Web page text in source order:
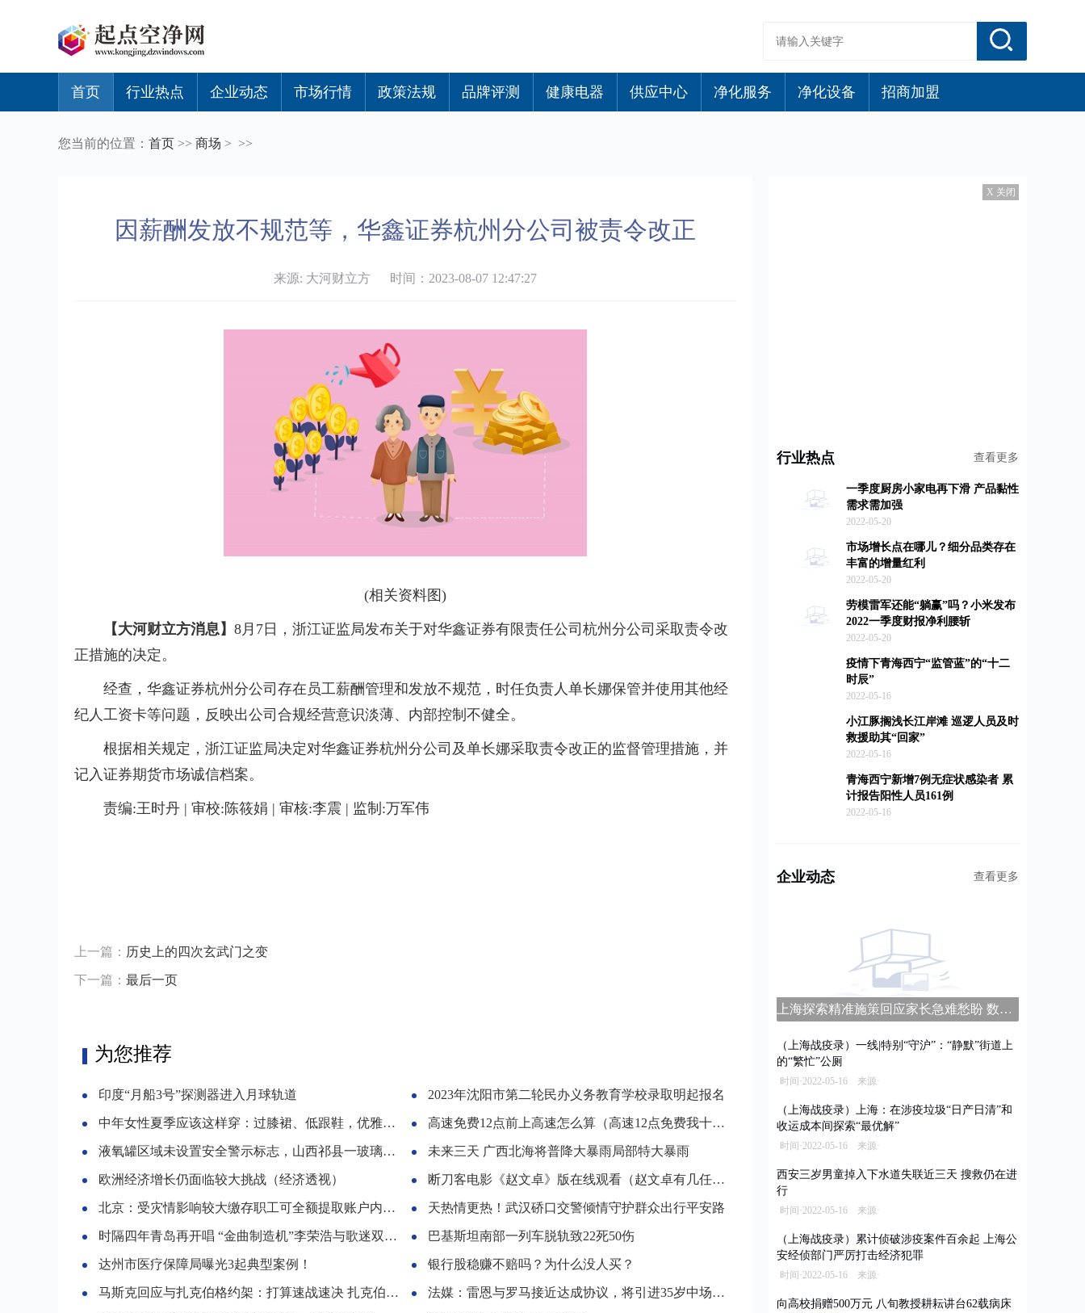
首页 行业热点 企业动态 市场行情 政策法规 品牌评测 健康电器 供应中心 净化服务 净化设备 招商加盟
您当前的位置： 首页 >> 商场 > >>
因薪酬发放不规范等，华鑫证券杭州分公司被责令改正
来源: 大河财立方 时间：2023-08-07 12:47:27
(相关资料图)
【大河财立方消息】 8月7日，浙江证监局发布关于对华鑫证券有限责任公司杭州分公司采取责令改
正措施的决定。
经查，华鑫证券杭州分公司存在员工薪酬管理和发放不规范，时任负责人单长娜保管并使用其他经
纪人工资卡等问题，反映出公司合规经营意识淡薄、内部控制不健全。
根据相关规定，浙江证监局决定对华鑫证券杭州分公司及单长娜采取责令改正的监督管理措施，并
记入证券期货市场诚信档案。
责编:王时丹 | 审校:陈筱娟 | 审核:李震 | 监制:万军伟
上一篇： 历史上的四次玄武门之变
下一篇： 最后一页
为您推荐
印度“月船3号”探测器进入月球轨道
中年女性夏季应该这样穿：过膝裙、低跟鞋，优雅又气质
液氧罐区域未设置安全警示标志，山西祁县一玻璃器皿厂被罚款1万
欧洲经济增长仍面临较大挑战（经济透视）
北京：受灾情影响较大缴存职工可全额提取账户内住房公积金
时隔四年青岛再开唱 “金曲制造机”李荣浩与歌迷双向奔赴
达州市医疗保障局曝光3起典型案例！
马斯克回应与扎克伯格约架：打算速战速决 扎克伯格回应
2023年沈阳市第二轮民办义务教育学校录取明起报名
高速免费12点前上高速怎么算（高速12点免费我十点上咋收费）
未来三天 广西北海将普降大暴雨局部特大暴雨
断刀客电影《赵文卓》版在线观看（赵文卓有几任妻子）
天热情更热！武汉硚口交警倾情守护群众出行平安路
巴基斯坦南部一列车脱轨致22死50伤
银行股稳赚不赔吗？为什么没人买？
法媒：雷恩与罗马接近达成协议，将引进35岁中场球员马蒂奇
X 关闭
行业热点 查看更多
一季度厨房小家电再下滑 产品黏性
需求需加强
2022-05-20
市场增长点在哪儿？细分品类存在
丰富的增量红利
2022-05-20
劳模雷军还能“躺赢”吗？小米发布
2022一季度财报净利腰斩
2022-05-20
疫情下青海西宁“监管蓝”的“十二
时辰”
2022-05-16
小江豚搁浅长江岸滩 巡逻人员及时
救援助其“回家”
2022-05-16
青海西宁新增7例无症状感染者 累
计报告阳性人员161例
2022-05-16
企业动态 查看更多
上海探索精准施策回应家长急难愁盼 数字家长学校平台上线
（上海战疫录）一线|特别“守沪”：“静默”街道上
的“繁忙”公厕
时间·2022-05-16 来源·
（上海战疫录）上海：在涉疫垃圾“日产日清”和
收运成本间探索“最优解”
时间·2022-05-16 来源·
西安三岁男童掉入下水道失联近三天 搜救仍在进
行
时间·2022-05-16 来源·
（上海战疫录）累计侦破涉疫案件百余起 上海公
安经侦部门严厉打击经济犯罪
时间·2022-05-16 来源·
向高校捐赠500万元 八旬教授耕耘讲台62载病床